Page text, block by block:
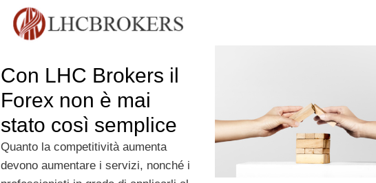
Con LHC Brokers il
Forex non è mai
stato così semplice
Quanto la competitività aumenta
devono aumentare i servizi, nonché i